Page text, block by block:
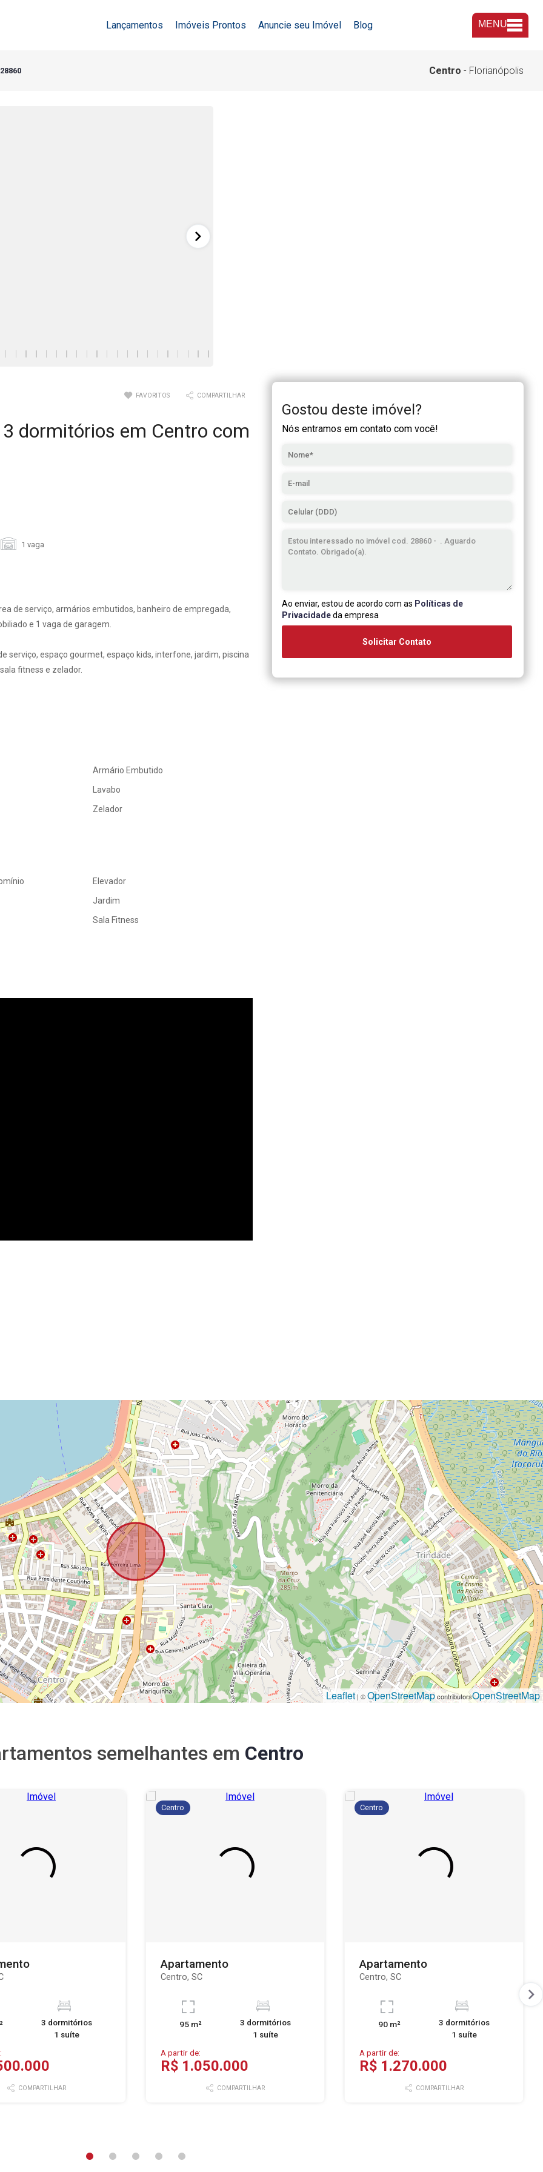
Lançamentos Imóveis Prontos Anuncie seu Imóvel Blog MENU
Centro - Florianópolis
FAVORITOS COMPARTILHAR
dormitórios em Centro com
1 vaga
de serviço, armários embutidos, banheiro de empregada,
e 1 vaga de garagem.
serviço, espaço gourmet, espaço kids, interfone, jardim, piscina
fitness e zelador.
Armário Embutido
Lavabo
Zelador
Elevador
Jardim
Sala Fitness
Gostou deste imóvel?
Nós entramos em contato com você!
Ao enviar, estou de acordo com as Políticas de
Privacidadeda empresa
Solicitar Contato
Leaflet | ©OpenStreetMapcontributorsOpenStreetMap
semelhantes em Centro
3 dormitórios
1 suíte
COMPARTILHAR
Centro
Apartamento
Centro, SC
95 m²
3 dormitórios
1 suíte
A partir de:
R$ 1.050.000
COMPARTILHAR
Centro
Apartamento
Centro, SC
90 m²
3 dormitórios
1 suíte
A partir de:
R$ 1.270.000
COMPARTILHAR